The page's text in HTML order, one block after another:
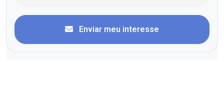
Enviar meu interesse